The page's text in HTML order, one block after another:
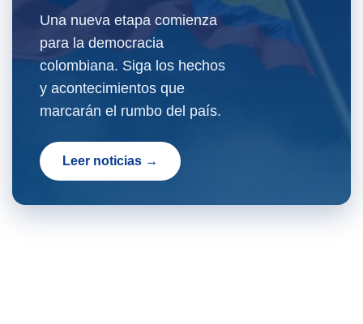
Una nueva etapa comienza
para la democracia
colombiana. Siga los hechos
y acontecimientos que
marcarán el rumbo del país.
Leer noticias →